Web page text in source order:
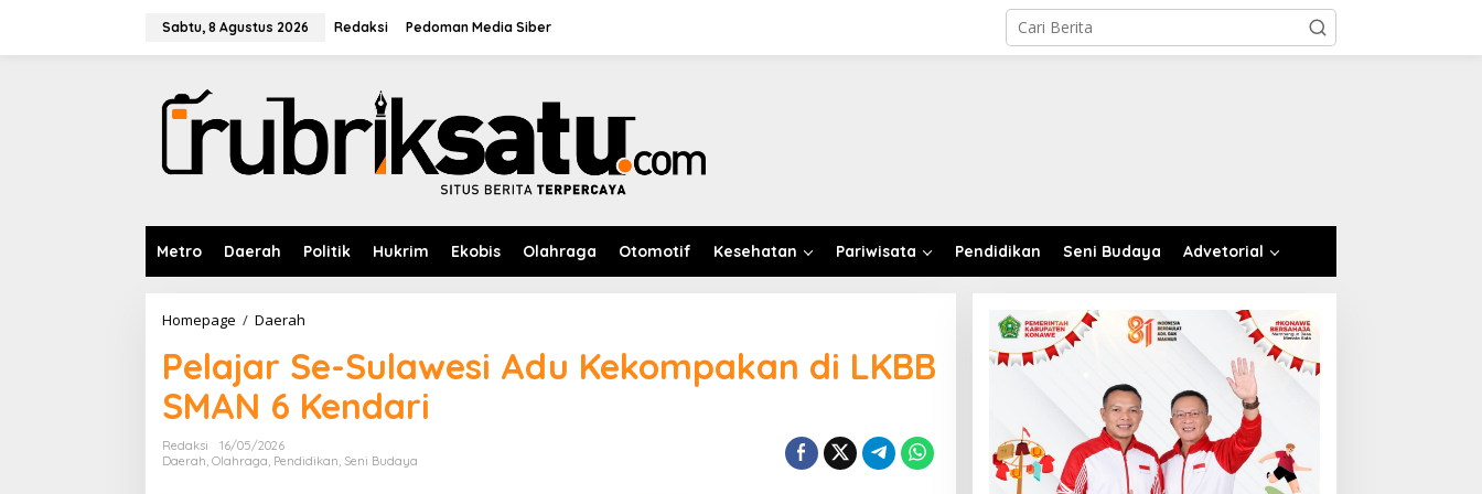
Sabtu, 8 Agustus 2026 Redaksi Pedoman Media Siber
Metro Daerah Politik Hukrim Ekobis Olahraga Otomotif Kesehatan Pariwisata Pendidikan Seni Budaya Advetorial
Homepage / Daerah
l
a
j
a
S
Pelajar Se-Sulawesi Adu Kekompakan di LKBB
SMAN 6 Kendari
Redaksi
16/05/2026
Daerah Olahraga Pendidikan Seni Budaya